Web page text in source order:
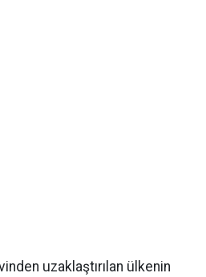
uzaklaştırılan ülkenin